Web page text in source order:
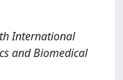
International
and Biomedical